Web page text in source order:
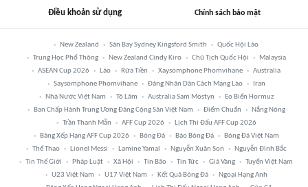
Điều khoản sử dụng Chính sách bảo mật
New Zealand Sân Bay Sydney Kingsford Smith
Quốc Hội Lào
Trung Học Phổ Thông
New Zealand Cindy Kiro Chủ Tịch Quốc Hội
Malaysia
ASEAN Cup 2026
Lào Rửa Tiền Xaysomphone Phomvihane
Australia
Saysomphone Phomvihane
Đảng Nhân Dân Cách Mạng Lào
Iran
Nhà Nước Việt Nam
Tô Lâm Australia Sam Mostyn
Eo Biển Hormuz
Ban Chấp Hành Trung Ương Đảng Cộng Sản Việt Nam
Điểm Chuẩn
Nắng Nóng
Trần Thanh Mẫn
AFF Cup 2026
Lịch Thi Đấu AFF Cup 2026
Bảng Xếp Hạng AFF Cup 2026
Bóng Đá Báo Bóng Đá
Bóng Đá Việt Nam
Thể Thao
Lionel Messi Lamine Yamal Nguyễn Xuân Son
Nguyễn Đình Bắc
Tin Thế Giới
Pháp Luật Xã Hội Tin Bão Tin Tức Giá Vàng
Tuyển Việt Nam
U23 Việt Nam
U17 Việt Nam Kết Quả Bóng Đá
Ngoại Hạng Anh